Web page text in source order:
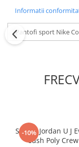
Informatii
Pantofi sport Nike
-10%
Sosete Jordan U J
Cush Poly